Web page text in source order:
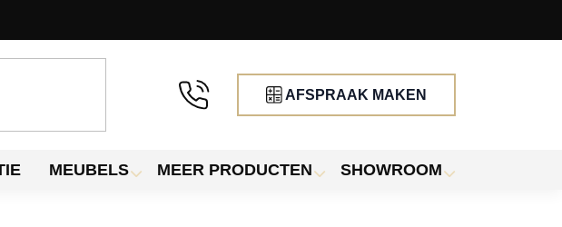
AFSPRAAK MAKEN
MEUBELS MEER PRODUCTEN SHOWROOM